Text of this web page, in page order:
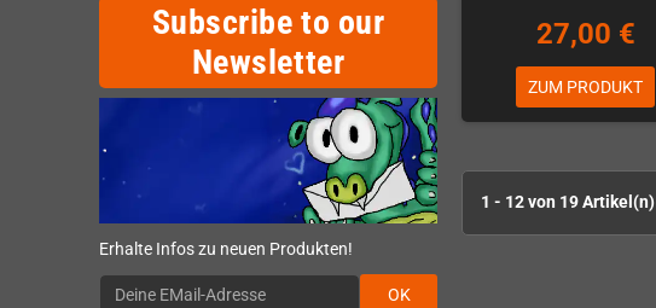
Subscribe to our
Newsletter
Erhalte Infos zu neuen Produkten!
OK
27,00 €
ZUM PRODUKT
1 - 12 von 19 Artikel(n)